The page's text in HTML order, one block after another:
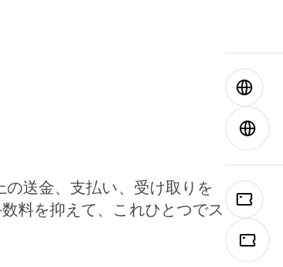
送金、支払い、受け取りを
料を抑えて、これひとつでス